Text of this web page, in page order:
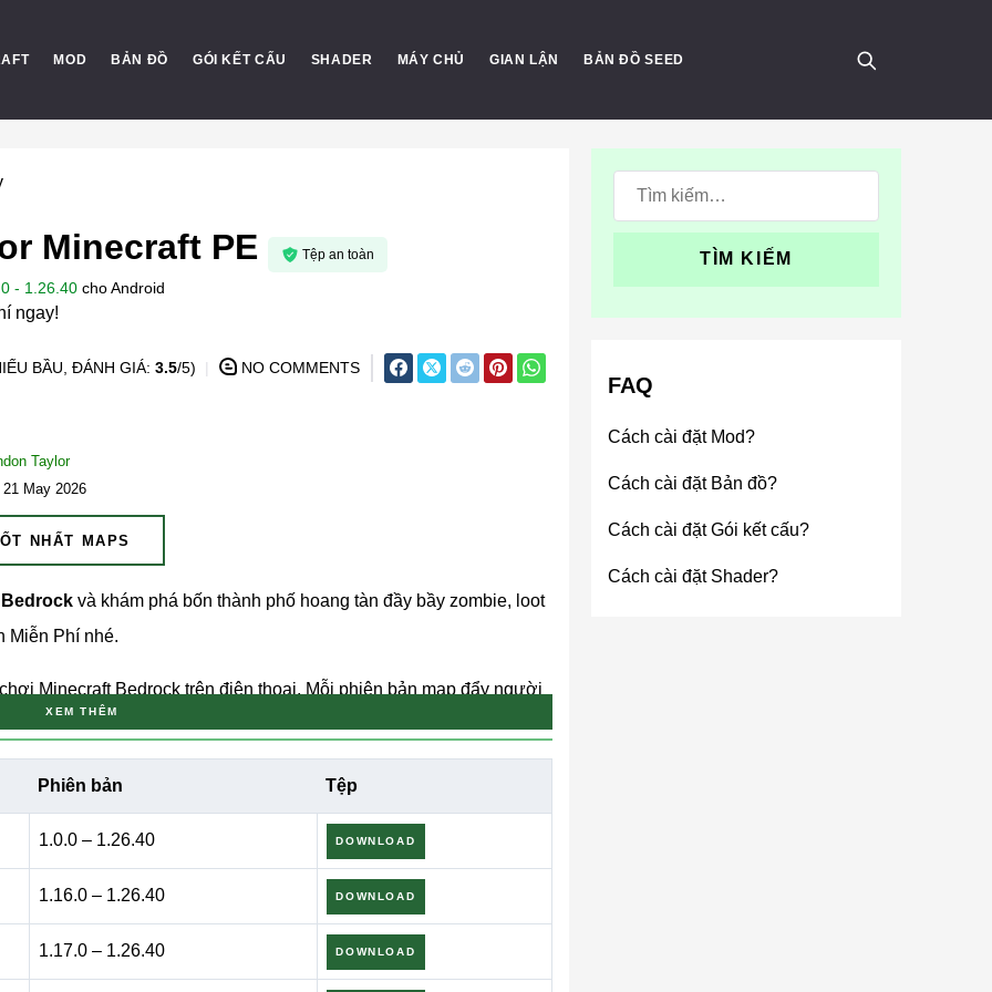
MOD BẢN ĐỒ GÓI KẾT CẤU SHADER MÁY CHỦ GIAN LẬN BẢN ĐỒ SEED
Minecraft PE Tệp an toàn
- 1.26.40 choAndroid
ngay!
BẦU, ĐÁNH GIÁ: 3.5/5) NO COMMENTS
Taylor
May 2026
NHẤT MAPS
và khám phá bốn thành phố hoang tàn đầy bầy zombie, loot
Miễn Phí nhé.
Minecraft Bedrock trên điện thoại. Mỗi phiên bản map đẩy người
sống sót đủ lâu để tìm tài nguyên và tiến sâu hơn vào thành
bè cùng khám phá tàn tích hoặc thi đấu theo phong cách Hunger
Chinh Phục
XEM THÊM
Phiên bản Tệp
1.0.0 – 1.26.40 DOWNLOAD
1.16.0 – 1.26.40 DOWNLOAD
1.17.0 – 1.26.40 DOWNLOAD
Tìm
kiếm:
FAQ
Cách cài đặt Mod?
Cách cài đặt Bản đồ?
Cách cài đặt Gói kết cấu?
Cách cài đặt Shader?